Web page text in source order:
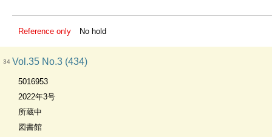
Reference only No hold
34 Vol.35 No.3 (434)
5016953
2022年3号
所蔵中
図書館